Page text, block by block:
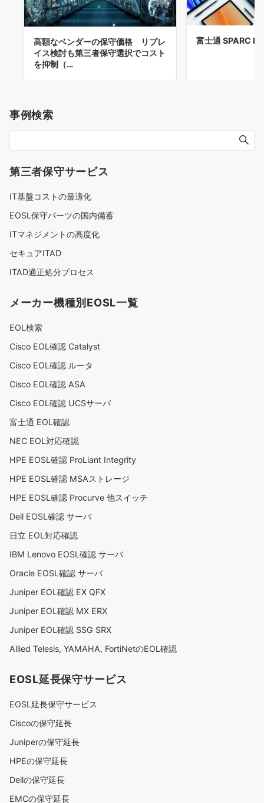
高額なベンダーの保守価格 リプレ
イス検討も第三者保守選択でコスト
を抑制（…
富士通 SPARC
事例検索
第三者保守サービス
IT基盤コストの最適化
EOSL保守パーツの国内備蓄
ITマネジメントの高度化
セキュアITAD
ITAD適正処分プロセス
メーカー機種別EOSL一覧
EOL検索
Cisco EOL確認 Catalyst
Cisco EOL確認 ルータ
Cisco EOL確認 ASA
Cisco EOL確認 UCSサーバ
富士通 EOL確認
NEC EOL対応確認
HPE EOSL確認 ProLiant Integrity
HPE EOSL確認 MSAストレージ
HPE EOSL確認 Procurve 他スイッチ
Dell EOSL確認 サーバ
日立 EOL対応確認
IBM Lenovo EOSL確認 サーバ
Oracle EOSL確認 サーバ
Juniper EOL確認 EX QFX
Juniper EOL確認 MX ERX
Juniper EOL確認 SSG SRX
Allied Telesis, YAMAHA, FortiNetのEOL確認
EOSL延長保守サービス
EOSL延長保守サービス
Ciscoの保守延長
Juniperの保守延長
HPEの保守延長
Dellの保守延長
EMCの保守延長